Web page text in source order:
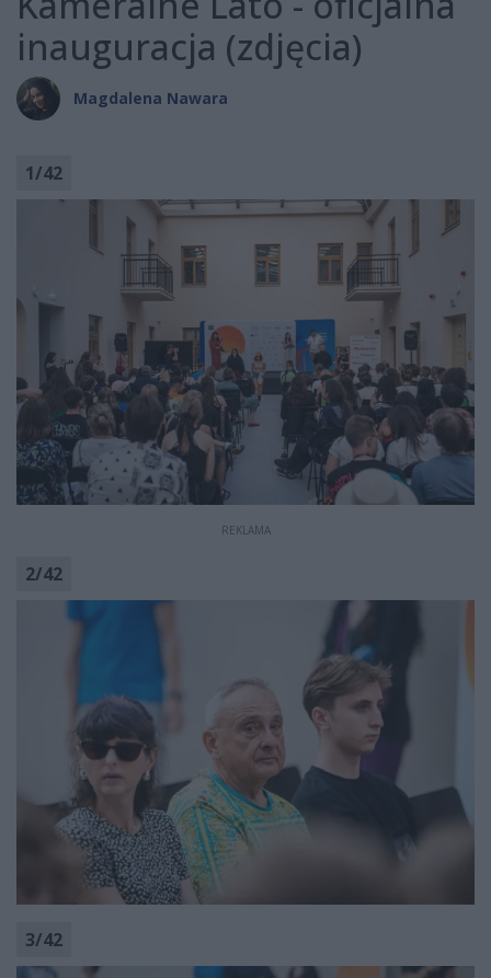
inauguracja (zdjęcia)
Magdalena Nawara
1/42
REKLAMA
2/42
3/42